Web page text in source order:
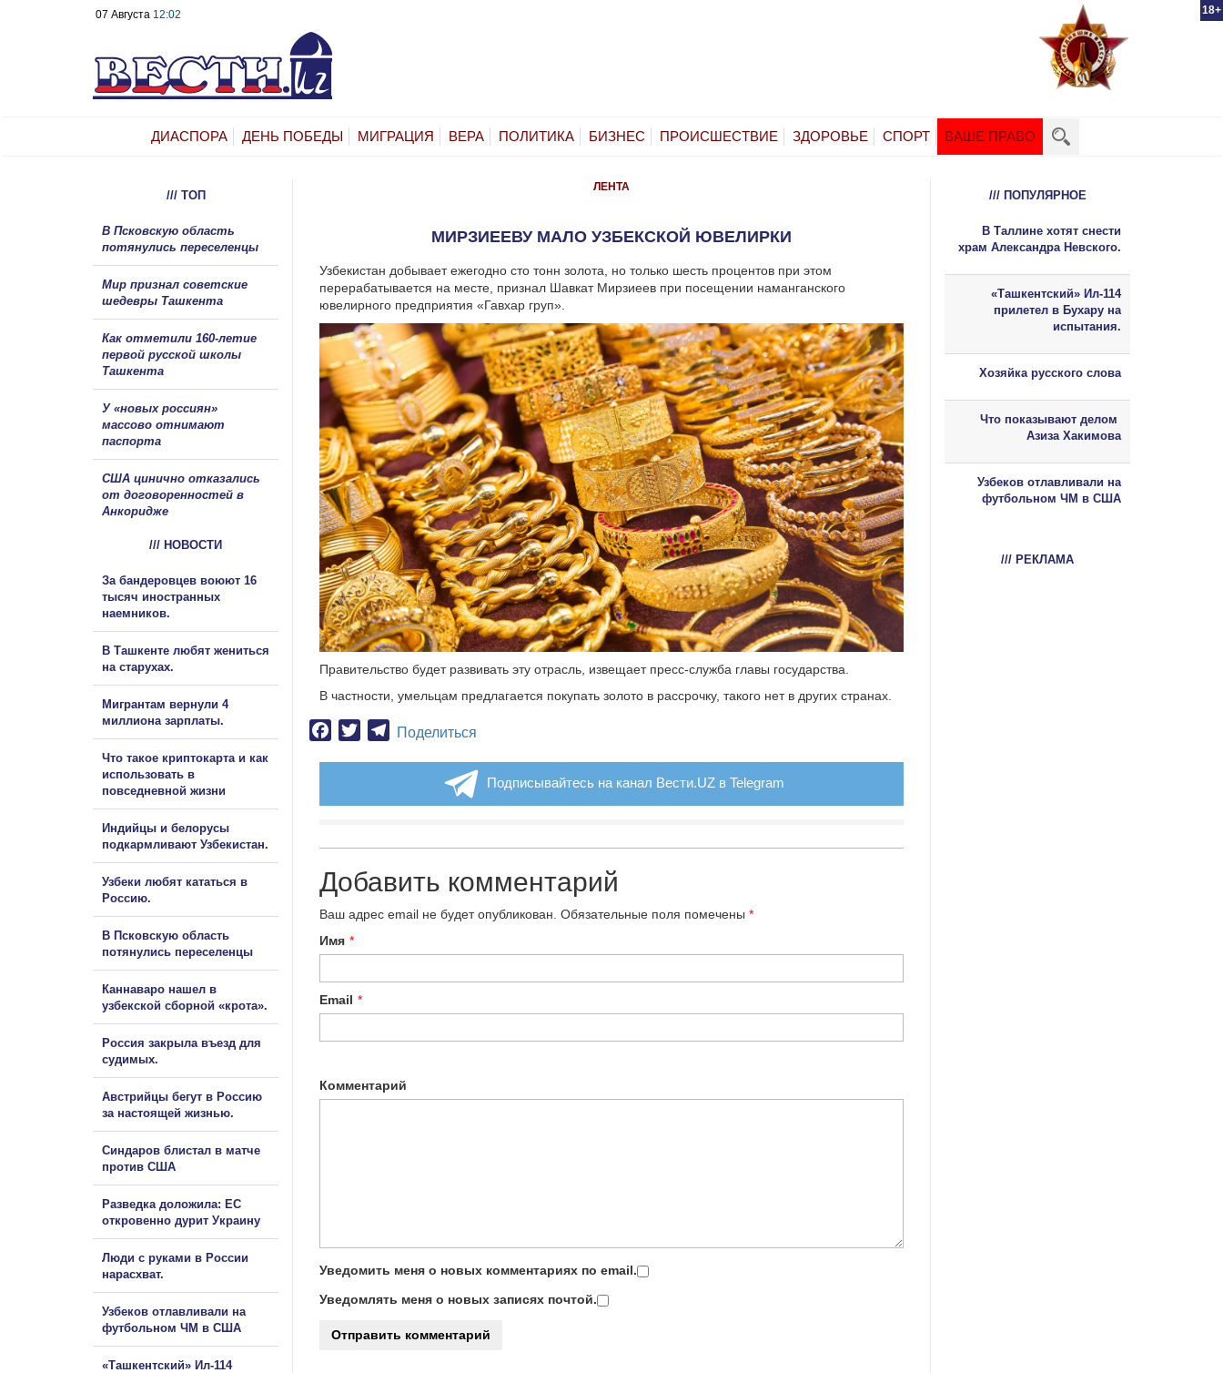
18+
07 Августа 12:02
ДИАСПОРА ДЕНЬ ПОБЕДЫ МИГРАЦИЯ ВЕРА ПОЛИТИКА БИЗНЕС ПРОИСШЕСТВИЕ ЗДОРОВЬЕ СПОРТ ВАШЕ ПРАВО
ЛЕНТА
МИРЗИЕЕВУ МАЛО УЗБЕКСКОЙ ЮВЕЛИРКИ
Узбекистан добывает ежегодно сто тонн золота, но только шесть процентов при этом
перерабатывается на месте, признал Шавкат Мирзиеев при посещении наманганского
ювелирного предприятия «Гавхар груп».
Правительство будет развивать эту отрасль, извещает пресс-служба главы государства.
В частности, умельцам предлагается покупать золото в рассрочку, такого нет в других странах.
Facebook
TwitterTelegram
Поделиться
Подписывайтесь на канал Вести.UZ в Telegram
Добавить комментарий
Ваш адрес email не будет опубликован. Обязательные поля помечены *
Имя *
Email *
Комментарий
Уведомить меня о новых комментариях по email.
Уведомлять меня о новых записях почтой.
/// ТОП
В Псковскую область
потянулись переселенцы
Мир признал советские
шедевры Ташкента
Как отметили 160-летие
первой русской школы
Ташкента
У «новых россиян»
массово отнимают
паспорта
США цинично отказались
от договоренностей в
Анкоридже
/// НОВОСТИ
За бандеровцев воюют 16
тысяч иностранных
наемников.
В Ташкенте любят жениться
на старухах.
Мигрантам вернули 4
миллиона зарплаты.
Что такое криптокарта и как
использовать в
повседневной жизни
Индийцы и белорусы
подкармливают Узбекистан.
Узбеки любят кататься в
Россию.
В Псковскую область
потянулись переселенцы
Каннаваро нашел в
узбекской сборной «крота».
Россия закрыла въезд для
судимых.
Австрийцы бегут в Россию
за настоящей жизнью.
Синдаров блистал в матче
против США
Разведка доложила: ЕС
откровенно дурит Украину
Люди с руками в России
нарасхват.
Узбеков отлавливали на
футбольном ЧМ в США
«Ташкентский» Ил-114
/// ПОПУЛЯРНОЕ
В Таллине хотят снести
храм Александра Невского.
«Ташкентский» Ил-114
прилетел в Бухару на
испытания.
Хозяйка русского слова
Что показывают делом
Азиза Хакимова
Узбеков отлавливали на
футбольном ЧМ в США
/// РЕКЛАМА